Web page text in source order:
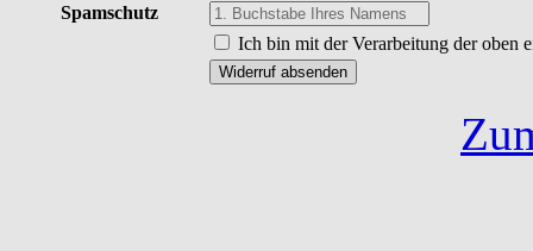
Spamschutz
Ich bin mit der Verarbeitung der oben